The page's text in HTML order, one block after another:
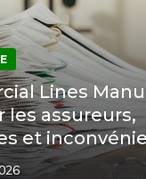
Lines
les assureurs,
et